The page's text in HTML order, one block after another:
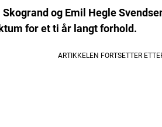
Skogrand og Emil Hegle
for et ti år langt forhold.